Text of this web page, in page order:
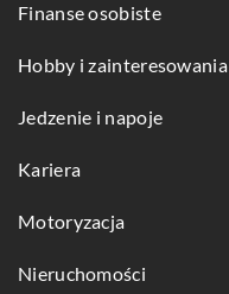
Finanse osobiste
Hobby i zainteresowania
Jedzenie i napoje
Kariera
Motoryzacja
Nieruchomości